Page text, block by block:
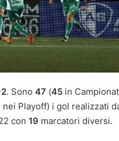
. Sono 47 (45 in
nei Playoff) i gol realizzati
con 19 marcatori diversi.